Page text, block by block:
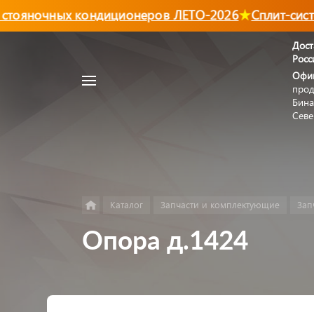
кондиционеров ЛЕТО-2026 Сплит-
Каталог Запчасти и комплектующие
Опора д.1424